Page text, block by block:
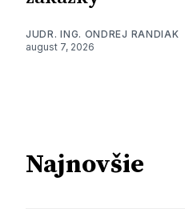
JUDR. ING. ONDREJ RANDIAK
august 7, 2026
Najnovšie